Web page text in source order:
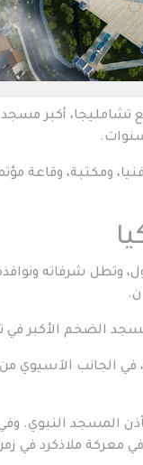
ومكتبة، وقاعة
وتطل شرفاته
الأكبر في
في الجانب
معركة ملاذكرد في